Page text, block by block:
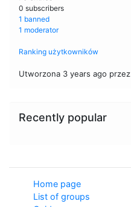
0 subscribers
1 banned
1 moderator
Ranking użytkowników
Utworzona 3 years ago przez
Recently popular
Home page
List of groups